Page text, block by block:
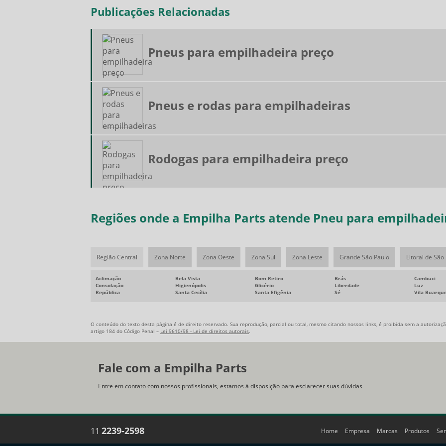
Publicações Relacionadas
Pneus para empilhadeira preço
Pneus e rodas para empilhadeiras
Rodogas para empilhadeira preço
Regiões onde a Empilha Parts atende Pneu para
Região Central Zona Norte Zona Oeste Zona Sul Zona Leste Grande São Paulo Litoral de São
Aclimação Bela Vista Bom Retiro Brás
Cambuci
Consolação
Higienópolis Glicério Liberdade
Luz
República
Santa Cecília Santa Efigênia Sé Vila
O conteúdo do texto desta página é de direito reservado. Sua reprodução, parcial ou total, mesmo citando nossos links, é proibida sem a
artigo 184 do Código Penal – Lei 9610/98 - Lei de direitos autorais.
Fale com a Empilha Parts
Entre em contato com nossos profissionais, estamos à disposição para esclarecer suas dúvidas
11 2239-2598 Home Empresa Marcas Produtos